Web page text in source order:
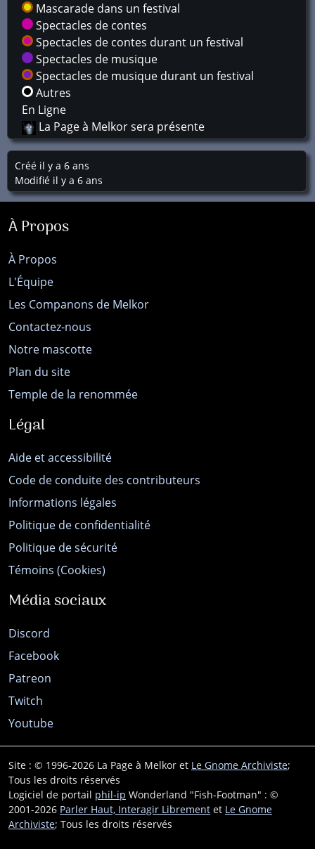
Mascarade dans un festival
Spectacles de contes
Spectacles de contes durant un festival
Spectacles de musique
Spectacles de musique durant un festival
Autres
En Ligne
La Page à Melkor sera présente
Créé il y a 6 ans
Modifié il y a 6 ans
À Propos
À Propos
L'Équipe
Les Companons de Melkor
Contactez-nous
Notre mascotte
Plan du site
Temple de la renommée
Légal
Aide et accessibilité
Code de conduite des contributeurs
Informations légales
Politique de confidentialité
Politique de sécurité
Témoins (Cookies)
Média sociaux
Discord
Facebook
Patreon
Twitch
Youtube
Site : © 1996-2026 La Page à Melkor et Le Gnome Archiviste;
Tous les droits réservés
Logiciel de portail phil-ip Wonderland "Fish-Footman" : ©
2001-2026 Parler Haut, Interagir Librement et Le Gnome
Archiviste; Tous les droits réservés